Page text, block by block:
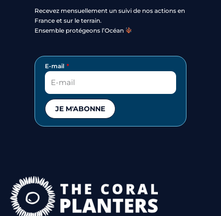
Recevez mensuellement un suivi de nos actions en
France et sur le terrain.
Ensemble protégeons l’Océan
E-mail
JE M'ABONNE